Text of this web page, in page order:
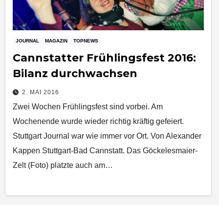
JOURNAL MAGAZIN TOPNEWS
Cannstatter Frühlingsfest 2016:
Bilanz durchwachsen
2. MAI 2016
Zwei Wochen Frühlingsfest sind vorbei. Am
Wochenende wurde wieder richtig kräftig gefeiert.
Stuttgart Journal war wie immer vor Ort. Von Alexander
Kappen Stuttgart-Bad Cannstatt. Das Göckelesmaier-
Zelt (Foto) platzte auch am…